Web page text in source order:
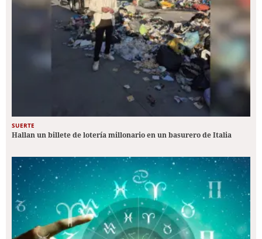
SUERTE
Hallan un billete de lotería millonario en un basurero de Italia